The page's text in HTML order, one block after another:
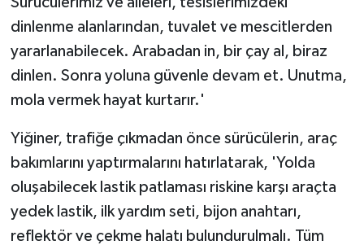
dinlenme alanlarından, tuvalet ve mescitlerden
yararlanabilecek. Arabadan in, bir çay al, biraz
dinlen. Sonra yoluna güvenle devam et. Unutma,
mola vermek hayat kurtarır.'
Yiğiner, trafiğe çıkmadan önce sürücülerin, araç
bakımlarını yaptırmalarını hatırlatarak, 'Yolda
oluşabilecek lastik patlaması riskine karşı araçta
yedek lastik, ilk yardım seti, bijon anahtarı,
reflektör ve çekme halatı bulundurulmalı. Tüm